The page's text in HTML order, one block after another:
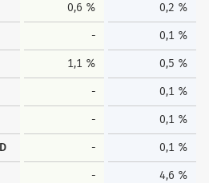
0,6 % 0,2 %
- 0,1 %
1,1 % 0,5 %
- 0,1 %
- 0,1 %
- 0,1 %
- 4,6 %